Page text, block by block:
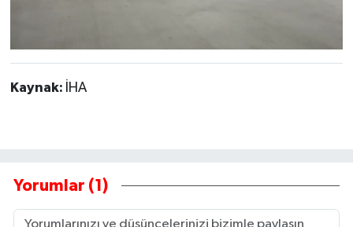
Kaynak: İHA
Yorumlar (1)